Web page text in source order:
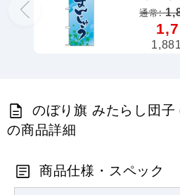
403
2,552
通常:
のぼり旗 みたらし団
の商品詳細
商品仕様・スペック